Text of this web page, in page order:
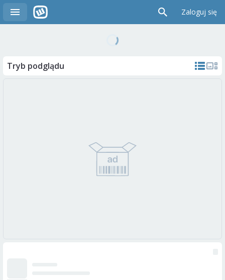
Zaloguj się
Tryb podglądu